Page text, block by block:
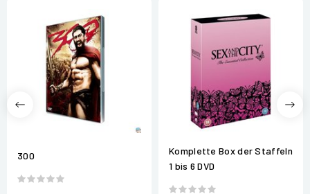
300
Komplette Box der Staffeln
1 bis 6 DVD